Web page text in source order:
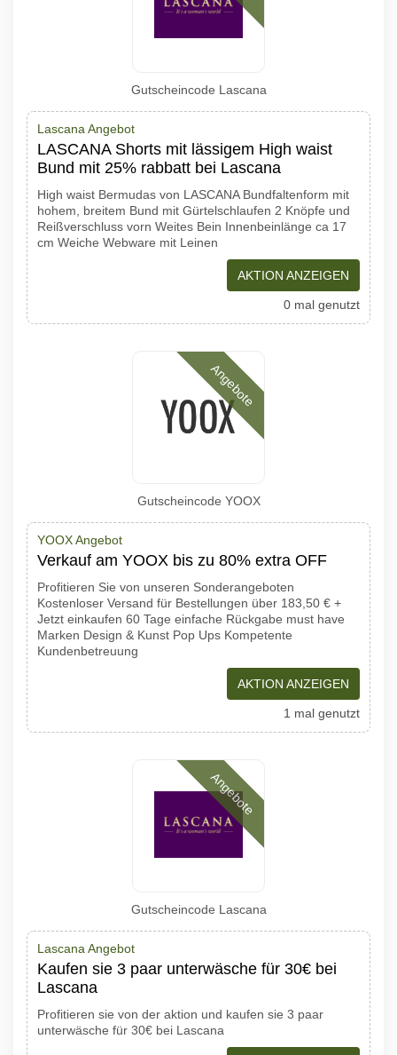
Gutscheincode Lascana
Lascana Angebot
LASCANA Shorts mit lässigem High waist
Bund mit 25% rabbatt bei Lascana
High waist Bermudas von LASCANA Bundfaltenform mit
hohem, breitem Bund mit Gürtelschlaufen 2 Knöpfe und
Reißverschluss vorn Weites Bein Innenbeinlänge ca 17
cm Weiche Webware mit Leinen
AKTION ANZEIGEN
0 mal genutzt
Angebote
Gutscheincode YOOX
YOOX Angebot
Verkauf am YOOX bis zu 80% extra OFF
Profitieren Sie von unseren Sonderangeboten
Kostenloser Versand für Bestellungen über 183,50 € +
Jetzt einkaufen 60 Tage einfache Rückgabe must have
Marken Design & Kunst Pop Ups Kompetente
Kundenbetreuung
AKTION ANZEIGEN
1 mal genutzt
Angebote
Gutscheincode Lascana
Lascana Angebot
Kaufen sie 3 paar unterwäsche für 30€ bei
Lascana
Profitieren sie von der aktion und kaufen sie 3 paar
unterwäsche für 30€ bei Lascana